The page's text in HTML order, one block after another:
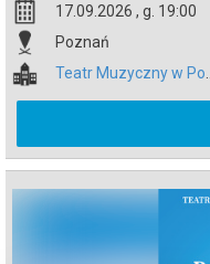
17.09.2026 , g. 19:00
Poznań